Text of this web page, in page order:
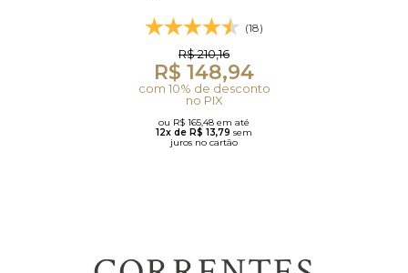
(18)
R$ 210,16
R$ 148,94
com 10% de desconto
no PIX
ou R$ 165,48 em até
12x de R$ 13,79 sem
juros no cartão